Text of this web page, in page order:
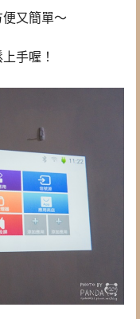
又簡單～
手喔！